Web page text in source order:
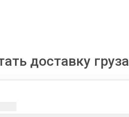
доставку груза